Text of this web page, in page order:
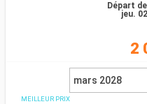
Départ
jeu.
2
mars 2028
MEILLEUR PRIX